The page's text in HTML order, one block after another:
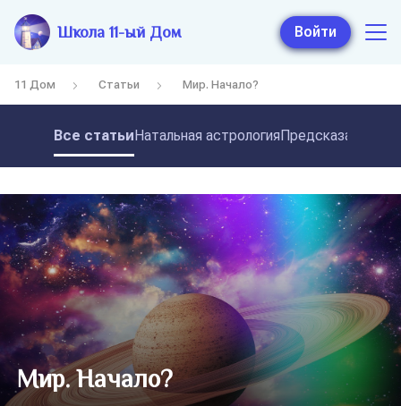
Школа 11-ый Дом Войти
11 Дом Статьи Мир. Начало?
Все статьиНатальная астрология
Мир. Начало?